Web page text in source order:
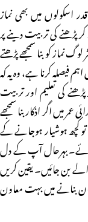
میں بھی نماز
پڑھنے کی تربیت دینے پر
نماز کو بنا سمجھے پڑھتے
فیصلہ کرنا ہے، وہ یہ کہ
کی تعلیم اور تربیت
میں اگر اذکار بنا سمجھے
تو کچھ ہوشیار ہوجانے کے
جائے۔ بہرحال آپ کے دل
بن جائیں۔ یقین کریں
بنانے میں بہت معاون